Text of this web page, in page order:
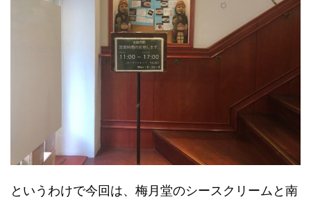
というわけで今回は、梅月堂のシースクリームと南